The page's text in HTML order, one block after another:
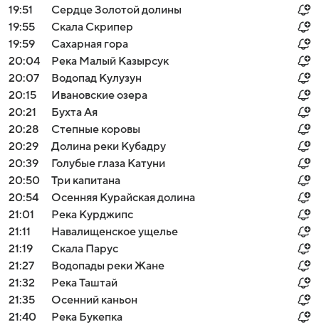
19:51
Сердце Золотой долины
19:55
Скала Скрипер
19:59
Сахарная гора
20:04
Река Малый Казырсук
20:07
Водопад Кулузун
20:15
Ивановские озера
20:21
Бухта Ая
20:28
Степные коровы
20:29
Долина реки Кубадру
20:39
Голубые глаза Катуни
20:50
Три капитана
20:54
Осенняя Курайская долина
21:01
Река Курджипс
21:11
Навалищенское ущелье
21:19
Скала Парус
21:27
Водопады реки Жане
21:32
Река Таштай
21:35
Осенний каньон
21:40
Река Букепка